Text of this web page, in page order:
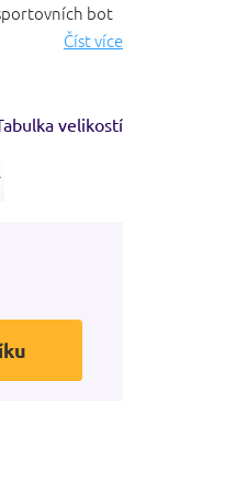
bot
Číst více
velikostí